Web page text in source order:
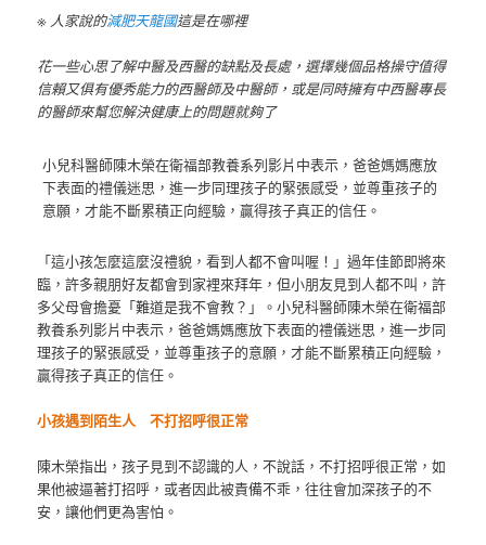
※ 人家說的減肥天龍國這是在哪裡
花一些心思了解中醫及西醫的缺點及長處，選擇幾個品格操守值得
信賴又俱有優秀能力的西醫師及中醫師，或是同時擁有中西醫專長
的醫師來幫您解決健康上的問題就夠了
小兒科醫師陳木榮在衛福部教養系列影片中表示，爸爸媽媽應放
下表面的禮儀迷思，進一步同理孩子的緊張感受，並尊重孩子的
意願，才能不斷累積正向經驗，贏得孩子真正的信任。
「這小孩怎麼這麼沒禮貌，看到人都不會叫喔！」過年佳節即將來
臨，許多親朋好友都會到家裡來拜年，但小朋友見到人都不叫，許
多父母會擔憂「難道是我不會教？」。小兒科醫師陳木榮在衛福部
教養系列影片中表示，爸爸媽媽應放下表面的禮儀迷思，進一步同
理孩子的緊張感受，並尊重孩子的意願，才能不斷累積正向經驗，
贏得孩子真正的信任。
小孩遇到陌生人 不打招呼很正常
陳木榮指出，孩子見到不認識的人，不說話，不打招呼很正常，如
果他被逼著打招呼，或者因此被責備不乖，往往會加深孩子的不
安，讓他們更為害怕。